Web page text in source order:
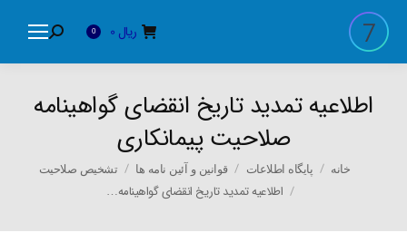
ریال 0
Search:
اطلاعیه تمدید تاریخ انقضای گواهینامه
صلاحیت پیمانکاری
You are here:
خانه پایگاه اطلاعات قوانین و آئین نامه ها تشخیص صلاحیت
اطلاعیه تمدید تاریخ انقضای گواهینامه…